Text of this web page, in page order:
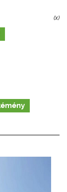
(x)